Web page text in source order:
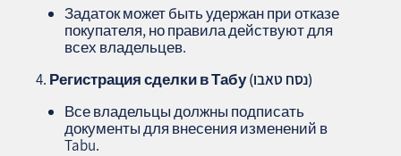
Задаток может быть удержан при отказе
покупателя, но правила действуют для
всех владельцев.
Регистрация сделки в Табу (נסח טאבו)
Все владельцы должны подписать
документы для внесения изменений в
Tabu.